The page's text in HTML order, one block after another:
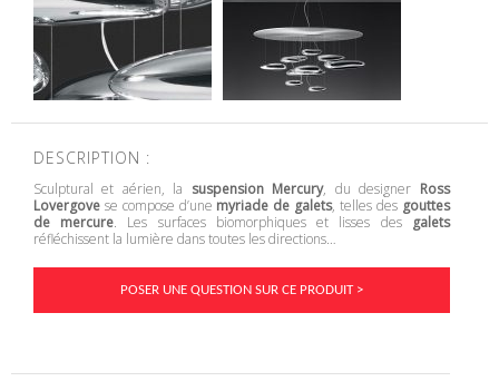
DESCRIPTION :
Sculptural et aérien, la suspension Mercury, du designer Ross
Lovergove se compose d’une myriade de galets, telles des gouttes
de mercure. Les surfaces biomorphiques et lisses des galets
réfléchissent la lumière dans toutes les directions…
POSER UNE QUESTION SUR CE PRODUIT >